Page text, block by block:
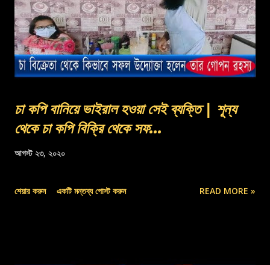
চা কপি বানিয়ে ভাইরাল হওয়া সেই ব্যক্তি | শূন্য
থেকে চা কপি বিক্রি থেকে সফ...
আগস্ট ২৩, ২০২০
শেয়ার করুন একটি মন্তব্য পোস্ট করুন READ MORE »